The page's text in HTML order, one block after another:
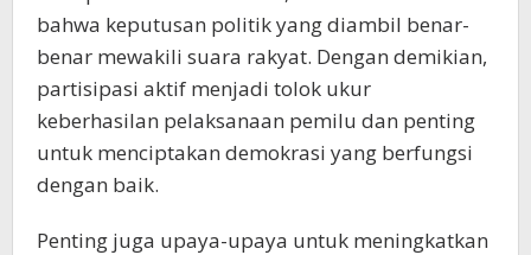
bahwa keputusan politik yang diambil benar-
benar mewakili suara rakyat. Dengan demikian,
partisipasi aktif menjadi tolok ukur
keberhasilan pelaksanaan pemilu dan penting
untuk menciptakan demokrasi yang berfungsi
dengan baik.
Penting juga upaya-upaya untuk meningkatkan